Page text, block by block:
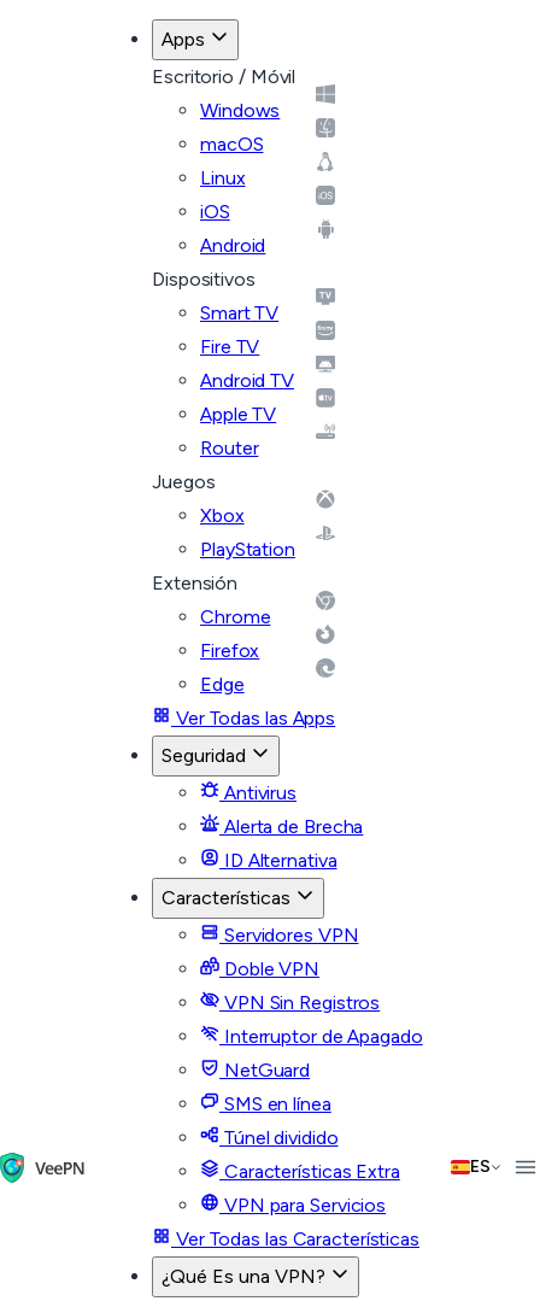
Apps
Escritorio / Móvil
Windows
macOS
Linux
iOS
Android
Dispositivos
Smart TV
Fire TV
Android TV
Apple TV
Router
Juegos
Xbox
PlayStation
Extensión
Chrome
Firefox
Edge
Ver Todas las Apps
Seguridad
Antivirus
Alerta de Brecha
ID Alternativa
Características
Servidores VPN
Doble VPN
VPN Sin Registros
Interruptor de Apagado
NetGuard
SMS en línea
Túnel dividido
Características Extra
VPN para Servicios
Ver Todas las Características
¿Qué Es una VPN?
ES